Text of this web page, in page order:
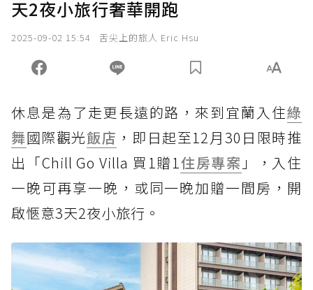
天2夜小旅行奢華開跑
2025-09-02 15:54 舌尖上的旅人 Eric Hsu
休息是為了走更長遠的路，來到宜蘭入住綠
舞國際觀光飯店 ，即日起至12月30日限時推
出「Chill Go Villa 買1贈1住房專案 」，入住
一晚可再享一晚，或同一晚加贈一間房，開
啟愜意3天2夜小旅行。